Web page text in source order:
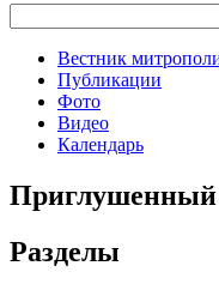
Вестник
Публикации
Фото
Видео
Календарь
Приглушенный
Разделы